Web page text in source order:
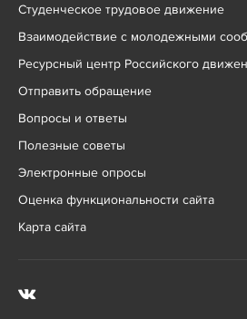
Студенческое трудовое движение
Взаимодействие с молодежными
Ресурсный центр Российского
Отправить обращение
Вопросы и ответы
Полезные советы
Электронные опросы
Оценка функциональности сайта
Карта сайта